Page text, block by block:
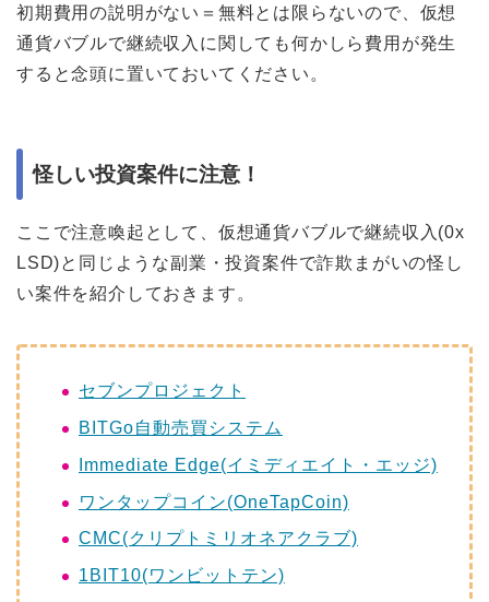
初期費用の説明がない＝無料とは限らないので、仮想
通貨バブルで継続収入に関しても何かしら費用が発生
すると念頭に置いておいてください。
怪しい投資案件に注意！
ここで注意喚起として、仮想通貨バブルで継続収入(0x
LSD)と同じような副業・投資案件で詐欺まがいの怪し
い案件を紹介しておきます。
セブンプロジェクト
BITGo自動売買システム
Immediate Edge(イミディエイト・エッジ)
ワンタップコイン(OneTapCoin)
CMC(クリプトミリオネアクラブ)
1BIT10(ワンビットテン)